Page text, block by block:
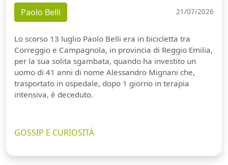
Paolo Belli 21/07/2026
Lo scorso 13 luglio Paolo Belli era in bicicletta tra
Correggio e Campagnola, in provincia di Reggio Emilia,
per la sua solita sgambata, quando ha investito un
uomo di 41 anni di nome Alessandro Mignani che,
trasportato in ospedale, dopo 1 giorno in terapia
intensiva, è deceduto.
GOSSIP E CURIOSITÀ